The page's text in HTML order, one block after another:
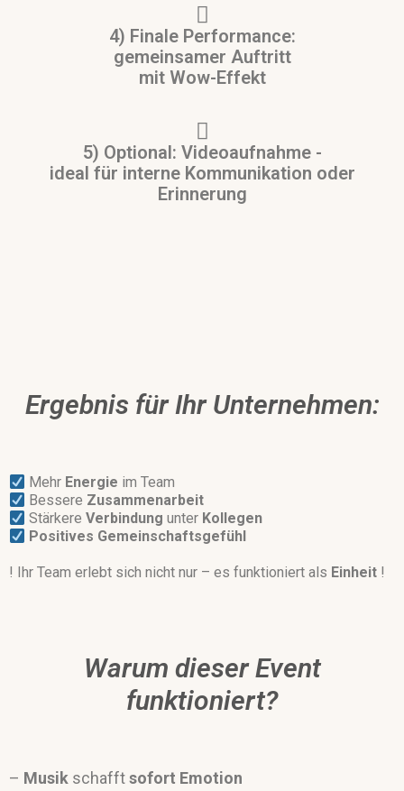
4) Finale Performance:
gemeinsamer Auftritt
mit Wow-Effekt
5) Optional: Videoaufnahme -
ideal für interne Kommunikation oder
Erinnerung
Ergebnis für Ihr Unternehmen:
Mehr Energie im Team
Bessere Zusammenarbeit
StärkereVerbindung unter Kollegen
Positives Gemeinschaftsgefühl
! Ihr Team erlebt sich nicht nur – es funktioniert als Einheit !
Warum dieser Event
funktioniert?
– Musik schafftsofort Emotion